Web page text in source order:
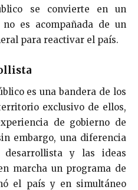
se convierte en un
es acompañada de un
para reactivar el país.
es una bandera de los
exclusivo de ellos,
de gobierno de
embargo, una diferencia
y las ideas
marcha un programa de
el país y en simultáneo